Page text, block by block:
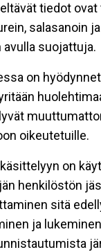
tiedot
salasanoin
suojattuja.
on
oikeutetuille.
on
henkilöstön
sitä
ja